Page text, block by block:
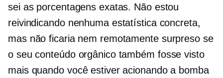
sei as porcentagens exatas. Não estou
reivindicando nenhuma estatística concreta,
mas não ficaria nem remotamente surpreso se
o seu conteúdo orgânico também fosse visto
mais quando você estiver acionando a bomba